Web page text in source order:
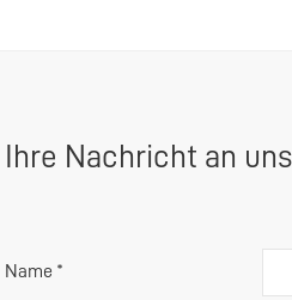
Ihre Nachricht an
Name *